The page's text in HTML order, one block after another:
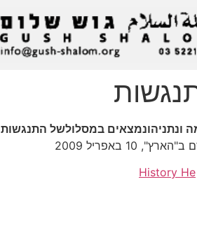
ונתניהונמצאים במסלולשל
10 באפריל 2009
History He